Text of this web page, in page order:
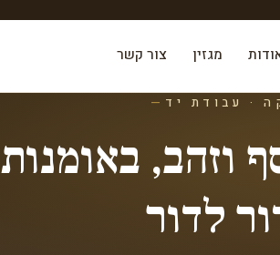
מגזין צור קשר
· עבודת יד
וזהב, באומנות
לדור